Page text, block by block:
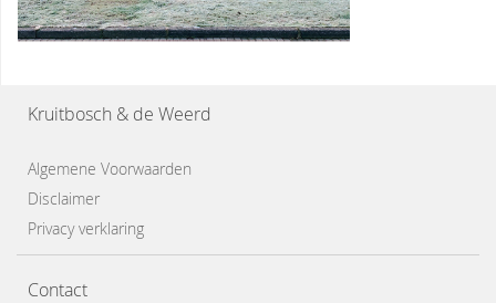
Kruitbosch & de Weerd
Algemene Voorwaarden
Disclaimer
Privacy verklaring
Contact